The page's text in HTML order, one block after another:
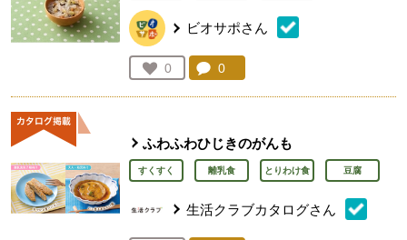
ビオサポさん
お気に入り登録：
0
人が登録
コメント：
0
ふわふわひじきのがんも
すくすく 離乳食 とりわけ食 豆腐
生活クラブカタログさん